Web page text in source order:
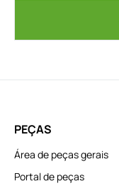
PEÇAS
Área de peças gerais
Portal de peças